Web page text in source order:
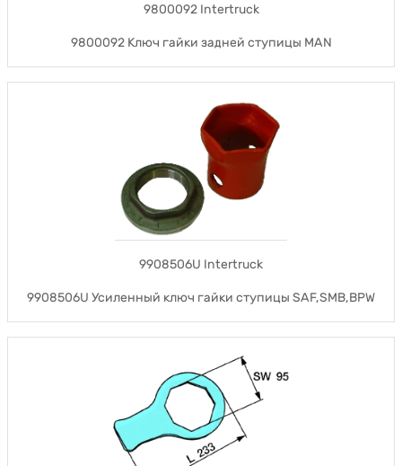
9800092 Intertruck
9800092 Ключ гайки задней ступицы MAN
9908506U Intertruck
9908506U Усиленный ключ гайки ступицы SAF,SMB,BPW